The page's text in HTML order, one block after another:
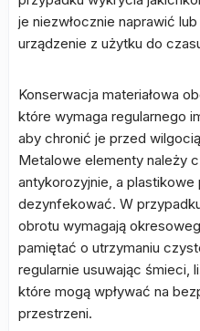
je niezwłocznie naprawić
urządzenie z użytku do
Konserwacja materiałowa
które wymaga regularnego
aby chronić je przed
Metalowe elementy należy
antykorozyjnie, a
dezynfekować. W
obrotu wymagają
pamiętać o utrzymaniu
regularnie usuwając śmieci,
które mogą wpływać na
przestrzeni.